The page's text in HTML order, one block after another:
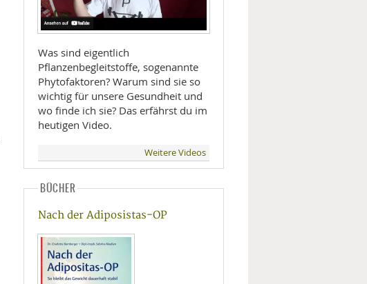
Was sind eigentlich
Pflanzenbegleitstoffe, sogenannte
Phytofaktoren? Warum sind sie so
wichtig für unsere Gesundheit und
wo finde ich sie? Das erfährst du im
heutigen Video.
Weitere Videos
BÜCHER
Nach der Adiposistas-OP